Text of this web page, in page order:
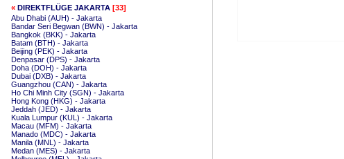
« DIREKTFLÜGE JAKARTA [33]
Abu Dhabi (AUH) - Jakarta
Bandar Seri Begwan (BWN) - Jakarta
Bangkok (BKK) - Jakarta
Batam (BTH) - Jakarta
Beijing (PEK) - Jakarta
Denpasar (DPS) - Jakarta
Doha (DOH) - Jakarta
Dubai (DXB) - Jakarta
Guangzhou (CAN) - Jakarta
Ho Chi Minh City (SGN) - Jakarta
Hong Kong (HKG) - Jakarta
Jeddah (JED) - Jakarta
Kuala Lumpur (KUL) - Jakarta
Macau (MFM) - Jakarta
Manado (MDC) - Jakarta
Manila (MNL) - Jakarta
Medan (MES) - Jakarta